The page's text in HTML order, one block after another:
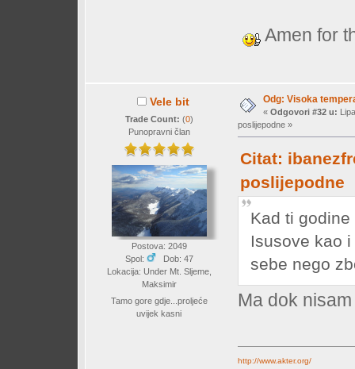
Amen for
Vele bit
Trade Count: (0)
Punopravni član
Postova: 2049
Spol:
Dob: 47
Lokacija: Under Mt. Sljeme,
Maksimir
Tamo gore gdje...proljeće
uvijek kasni
Odg: Visoka
« Odgovori #32 u:
poslijepodne »
Citat:
poslijepodne
Kad ti
Isusove kao
sebe nego
Ma dok
http://www.akter.org/